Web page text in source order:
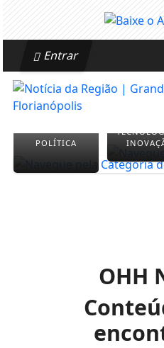
Entrar
POLÍTICA
OHH